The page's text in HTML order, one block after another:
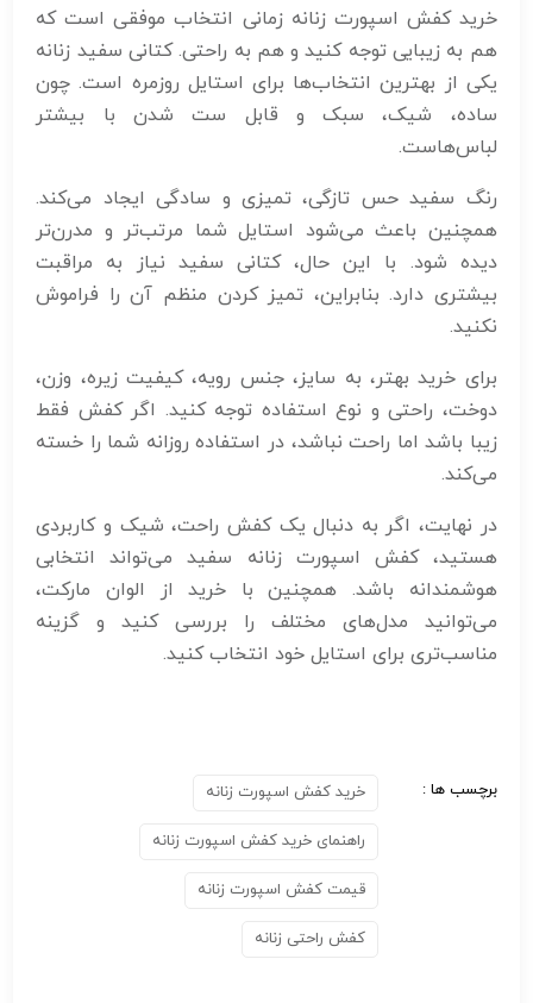
خرید کفش اسپورت زنانه زمانی انتخاب موفقی است که
هم به زیبایی توجه کنید و هم به راحتی. کتانی سفید زنانه
یکی از بهترین انتخاب‌ها برای استایل روزمره است. چون
ساده، شیک، سبک و قابل ست شدن با بیشتر
لباس‌هاست.
رنگ سفید حس تازگی، تمیزی و سادگی ایجاد می‌کند.
همچنین باعث می‌شود استایل شما مرتب‌تر و مدرن‌تر
دیده شود. با این حال، کتانی سفید نیاز به مراقبت
بیشتری دارد. بنابراین، تمیز کردن منظم آن را فراموش
نکنید.
برای خرید بهتر، به سایز، جنس رویه، کیفیت زیره، وزن،
دوخت، راحتی و نوع استفاده توجه کنید. اگر کفش فقط
زیبا باشد اما راحت نباشد، در استفاده روزانه شما را خسته
می‌کند.
در نهایت، اگر به دنبال یک کفش راحت، شیک و کاربردی
هستید، کفش اسپورت زنانه سفید می‌تواند انتخابی
هوشمندانه باشد. همچنین با خرید از الوان مارکت،
می‌توانید مدل‌های مختلف را بررسی کنید و گزینه
مناسب‌تری برای استایل خود انتخاب کنید.
برچسب ها : خرید کفش اسپورت زنانه
راهنمای خرید کفش اسپورت زنانه
قیمت کفش اسپورت زنانه
کفش راحتی زنانه